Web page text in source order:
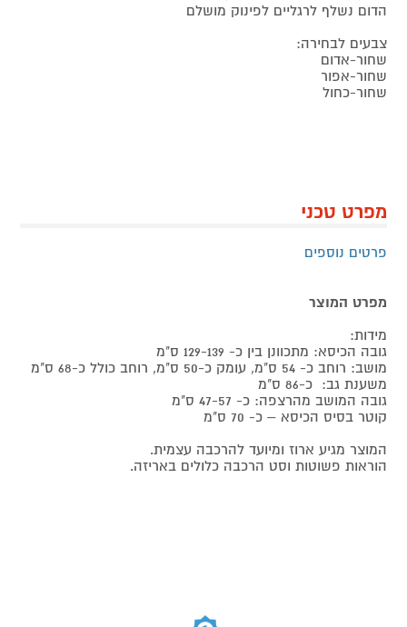
הדום נשלף לרגליים לפינוק מושלם
צבעים לבחירה:
שחור-אדום
שחור-אפור
שחור-כחול
מפרט טכני
פרטים נוספים
מפרט המוצר
מידות:
גובה הכיסא: מתכוונן בין כ- 129-139 ס"מ
מושב: רוחב כ- 54 ס"מ, עומק כ-50 ס"מ, רוחב כולל כ-68 ס"מ
משענת גב: כ-86 ס"מ
גובה המושב מהרצפה: כ- 47-57 ס"מ
קוטר בסיס הכיסא – כ- 70 ס"מ
המוצר מגיע ארוז ומיועד להרכבה עצמית.
הוראות פשוטות וסט הרכבה כלולים באריזה.